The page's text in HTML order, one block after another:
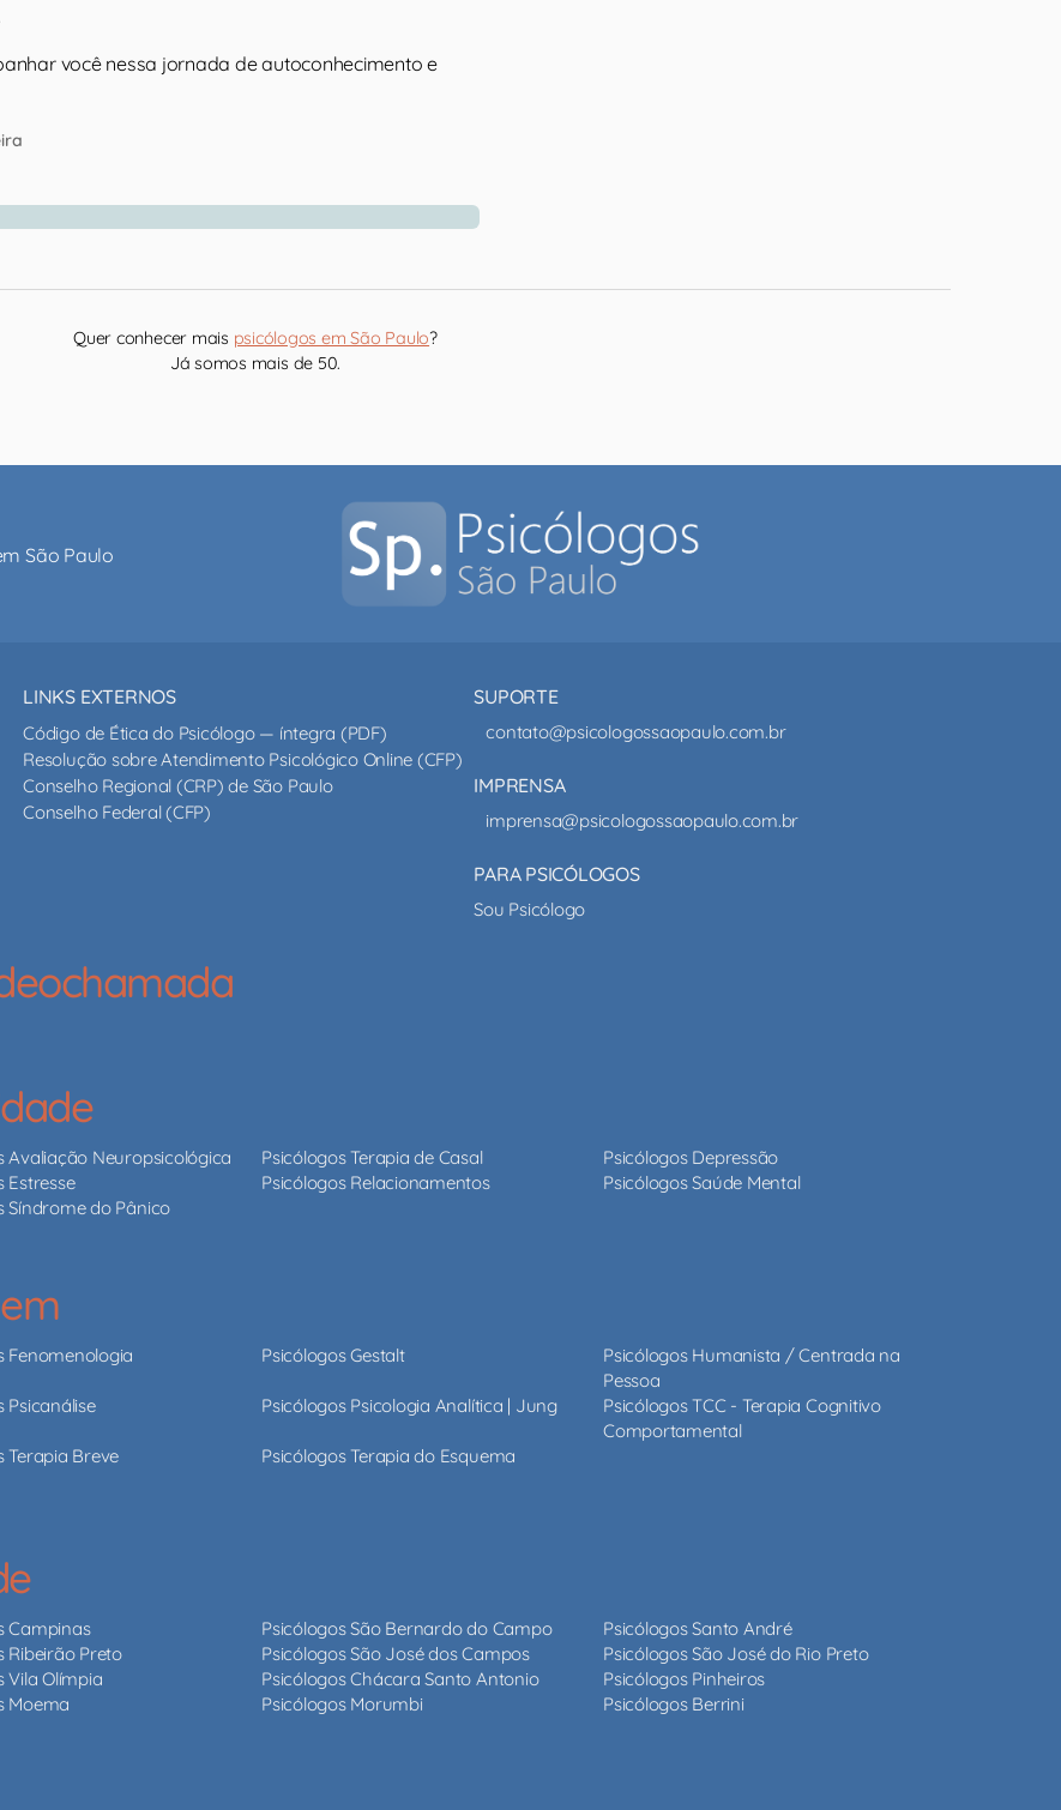
você nessa jornada de autoconhecimento e
Quer conhecer mais psicólogos em São Paulo?
Já somos mais de 50.
São Paulo
LINKS EXTERNOS
Código de Ética do Psicólogo — íntegra (PDF)
Resolução sobre Atendimento Psicológico Online (CFP)
Conselho Regional (CRP) de São Paulo
Conselho Federal (CFP)
SUPORTE
contato@psicologossaopaulo.com.br
IMPRENSA
imprensa@psicologossaopaulo.com.br
PARA PSICÓLOGOS
Sou Psicólogo
Avaliação Neuropsicológica Psicólogos Terapia de Casal
Psicólogos Depressão
Estresse Psicólogos Relacionamentos
Psicólogos Saúde Mental
Síndrome do Pânico
Fenomenologia Psicólogos Gestalt
Psicólogos Humanista / Centrada na
Pessoa
Psicanálise Psicólogos Psicologia Analítica | Jung
Psicólogos TCC - Terapia Cognitivo
Comportamental
Terapia Breve Psicólogos Terapia do Esquema
Campinas Psicólogos São Bernardo do Campo
Psicólogos Santo André
Ribeirão Preto Psicólogos São José dos Campos
Psicólogos São José do Rio Preto
Vila Olímpia Psicólogos Chácara Santo Antonio
Psicólogos Pinheiros
Moema Psicólogos Morumbi
Psicólogos Berrini